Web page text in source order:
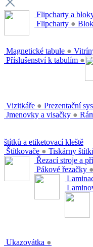
Flipcharty a
Flipcharty ●
Magnetické tabule ●
Příslušenství k tabulím ●
Vizitkáře ● Prezentační
Jmenovky a visačky ●
štítků a etiketovací kleště
Štítkovače ● Tiskárny
Řezací stroje a
Pákové řezačky ●
Ukazovátka ●